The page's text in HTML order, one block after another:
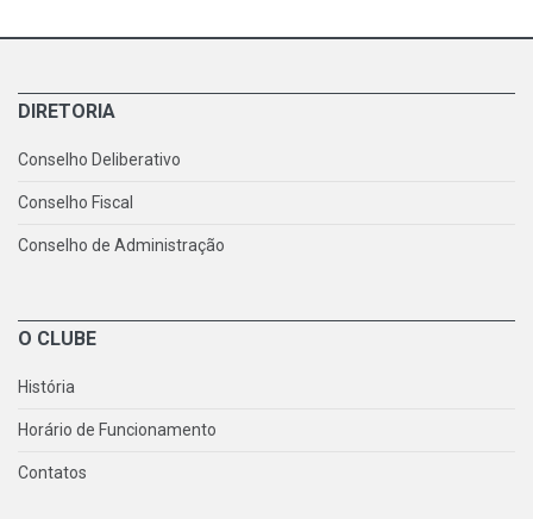
DIRETORIA
Conselho Deliberativo
Conselho Fiscal
Conselho de Administração
O CLUBE
História
Horário de Funcionamento
Contatos